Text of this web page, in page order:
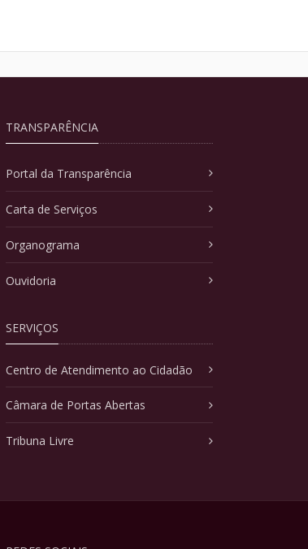
TRANSPARÊNCIA
Portal da Transparência
Carta de Serviços
Organograma
Ouvidoria
SERVIÇOS
Centro de Atendimento ao Cidadão
Câmara de Portas Abertas
Tribuna Livre